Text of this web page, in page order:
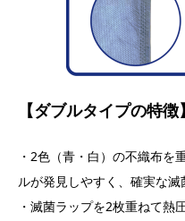
【ダブルタイプの特徴】
・2色（青・白）の不織布を
ルが発見しやすく、確実な
・滅菌ラップを2枚重ねて熱